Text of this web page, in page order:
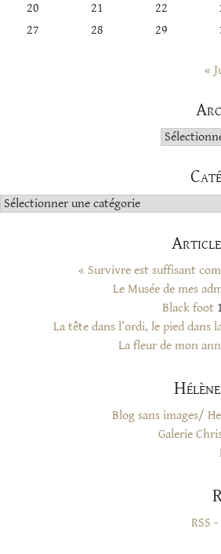
20
21 22
27
28 29
«
Archives
Catégories
« Survivre est suffisant
Le Musée de mes
Black foot
La tête dans l’ordi, le pied dans
La fleur de mon
Blog sans images/
Galerie
RSS